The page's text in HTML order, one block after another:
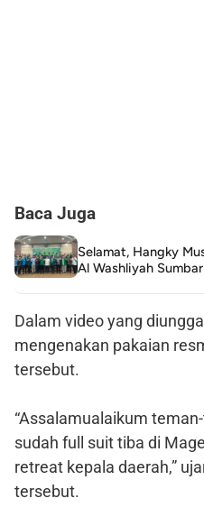
Baca Juga
Selamat, Hangky
Al Washliyah Sumbar
Dalam video yang
mengenakan pakaian
tersebut.
“Assalamualaikum
sudah full suit tiba di
retreat kepala daerah,”
tersebut.